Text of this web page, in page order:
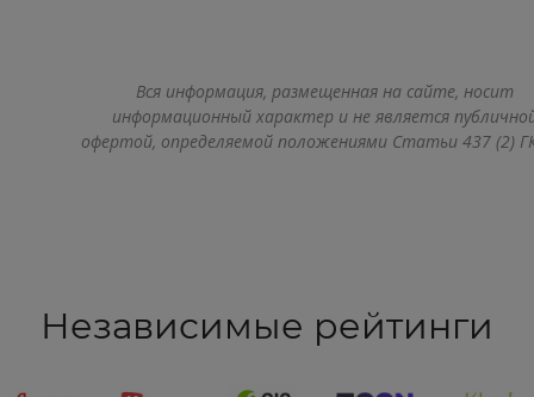
Вся информация, размещенная на сайте, носит
информационный характер и не является
офертой, определяемой положениями Статьи 437 (2)
Независимые рейтинги